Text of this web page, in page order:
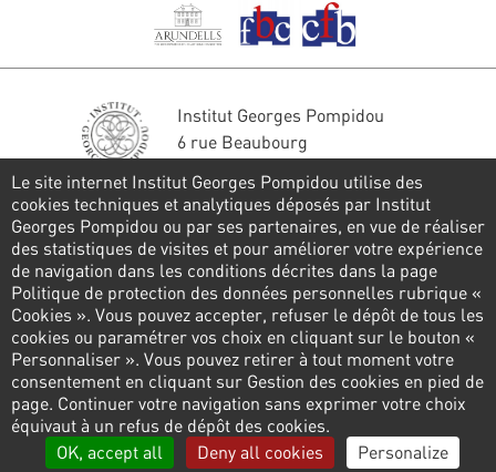
Institut Georges Pompidou
6 rue Beaubourg
Tél. : 01 44 78 41 22
Stay in touch
CONTACT FORM
Follow us
Pied
Privacy policy Cookies management Links
Le site internet Institut Georges Pompidou utilise des
cookies techniques et analytiques déposés par Institut
Georges Pompidou ou par ses partenaires, en vue de réaliser
des statistiques de visites et pour améliorer votre expérience
de navigation dans les conditions décrites dans la page
Politique de protection des données personnelles rubrique «
Cookies ». Vous pouvez accepter, refuser le dépôt de tous les
cookies ou paramétrer vos choix en cliquant sur le bouton «
Personnaliser ». Vous pouvez retirer à tout moment votre
consentement en cliquant sur Gestion des cookies en pied de
page. Continuer votre navigation sans exprimer votre choix
équivaut à un refus de dépôt des cookies.
OK, accept all
Deny all cookies Personalize